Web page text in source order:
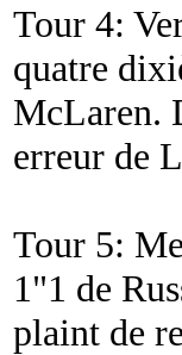
Tour 4:
quatre
McLaren.
erreur de
Tour 5:
1"1 de
plaint de